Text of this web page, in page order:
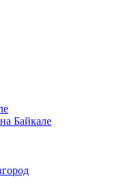
Байкале